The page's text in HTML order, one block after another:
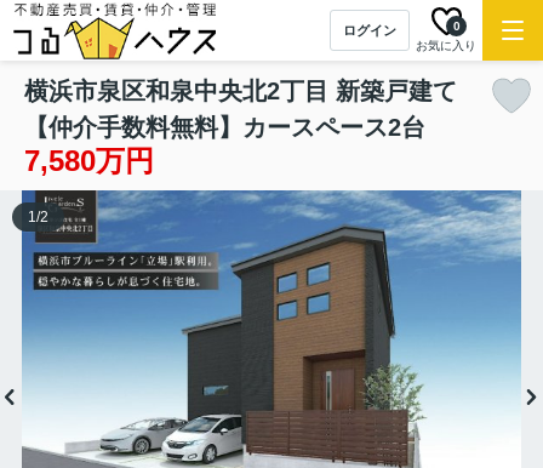
ログイン
お気に入り
0
横浜市泉区和泉中央北2丁目 新築戸建て
【仲介手数料無料】カースペース2台
7,580万円
1/2